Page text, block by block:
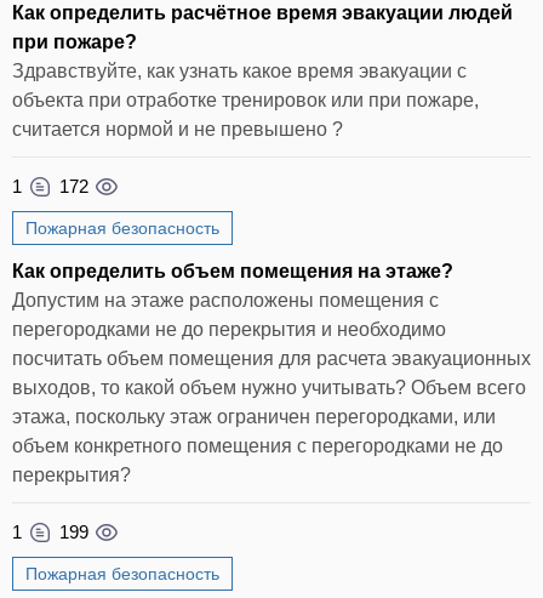
Как определить расчётное время эвакуации людей
при пожаре?
Здравствуйте, как узнать какое время эвакуации с
объекта при отработке тренировок или при пожаре,
считается нормой и не превышено ?
1 172
Пожарная безопасность
Как определить объем помещения на этаже?
Допустим на этаже расположены помещения с
перегородками не до перекрытия и необходимо
посчитать объем помещения для расчета эвакуационных
выходов, то какой объем нужно учитывать? Объем всего
этажа, поскольку этаж ограничен перегородками, или
объем конкретного помещения с перегородками не до
перекрытия?
1 199
Пожарная безопасность